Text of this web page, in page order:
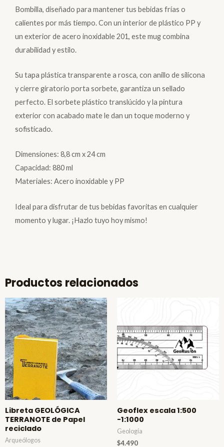
Bombilla, diseñado para mantener tus bebidas frías o
calientes por más tiempo. Con un interior de plástico PP y
un exterior de acero inoxidable 201, este mug combina
durabilidad y estilo.
Su tapa plástica transparente a rosca, con anillo de silicona
y cierre giratorio porta sorbete, garantiza un sellado
perfecto. El sorbete plástico translúcido y la pintura
exterior con acabado mate le dan un toque moderno y
sofisticado.
Dimensiones: 8,8 cm x 24 cm
Capacidad: 880 ml
Materiales: Acero inoxidable y PP
Ideal para disfrutar de tus bebidas favoritas en cualquier
momento y lugar. ¡Hazlo tuyo hoy mismo!
Productos relacionados
Libreta GEOLÓGICA
TERRANOTE de Papel
reciclado
Arqueólogos
Geoflex escala 1:500
-1:1000
Geología
$4.490